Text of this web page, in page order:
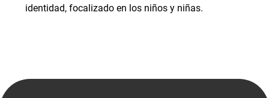
identidad, focalizado en los niños y niñas.